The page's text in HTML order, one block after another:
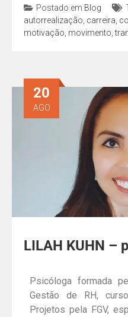
Postado em Blog
autorrealização carreira
motivação movimento ,
LILAH KUHN –
20
AGO
Psicóloga formada
Gestão de RH,
Projetos pela FGV,